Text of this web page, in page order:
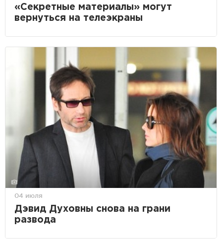
«Секретные материалы» могут
вернуться на телеэкраны
04 июля
Дэвид Духовны снова на грани
развода